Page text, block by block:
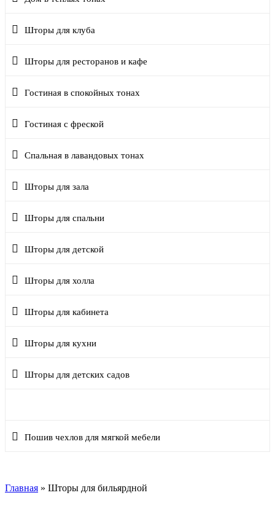
Шторы для клуба
Шторы для ресторанов и кафе
Гостиная в спокойных тонах
Гостиная с фреской
Спальная в лавандовых тонах
Шторы для зала
Шторы для спальни
Шторы для детской
Шторы для холла
Шторы для кабинета
Шторы для кухни
Шторы для детских садов
Пошив чехлов для мягкой мебели
Главная » Шторы для бильярдной